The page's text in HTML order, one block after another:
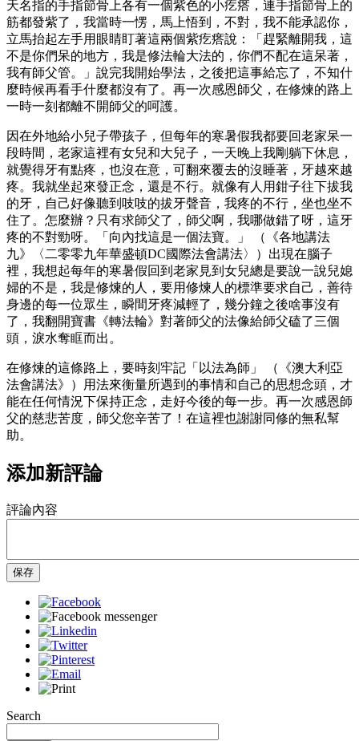
天名指的手指節骨上各有一個紫色的小疙瘩，連手指節骨上的
筋都發紫了，我當時一愣，馬上悟到，不對，我不能承認你，
立馬抬起左手用眼睛盯著這兩個紫疙瘩說：「趕緊離開我，這
不是你們呆的地方，我是修法輪大法的，你們不配在這呆著，
我有師父管。」說完我開始學法，之後把這事給忘了，不知什
麼時候再看手什麼都沒有了。再一次感恩師父，在修煉的路上
一時一刻都離不開師父的呵護。
因在外地給小兒子帶孩子，但每年的寒暑假我都要回老家呆一
段時間，老家這裡有女兒和大兒子，一天晚上我剛躺下休息，
就覺得牙有點疼，也沒在意，可翻來覆去的沒睡著，牙越來越
疼。我就坐起來發正念，還是不行。就像有人用鉗子往下拔我
的牙，自己好像聽到吱吱的拔牙聲音，我疼的不行，坐也坐不
住了。怎麼辦？只有求師父了，師父啊，我哪做錯了呀，這牙
疼的不對勁呀。「向內找這是一個法寶。」 （《各地講法
九》〈二零零九年華盛頓DC國際法會講法〉）出現在腦子
裡，我想起每年的寒暑假回到老家見到女兒總是要說一說兒媳
婦的不是，我是修煉的人，要用修煉人的標準要求自己，善待
身邊的每一位眾生，瞬間牙疼減輕了，幾分鐘之後啥事沒有
了，我翻開寶書《轉法輪》對著師父的法像給師父磕了三個
頭，淚水奪眶而出。
在修煉的這條路上，要時刻牢記「以法為師」 （《澳大利亞
法會講法》）用法來衡量所遇到的事情和自己的思想念頭，才
能在任何情況下保持正念，走好今後的每一步。再一次感恩師
父的慈悲苦度，師父您辛苦了！在這裡也謝謝同修的無私幫
助。
添加新評論
評論內容
保存
Search